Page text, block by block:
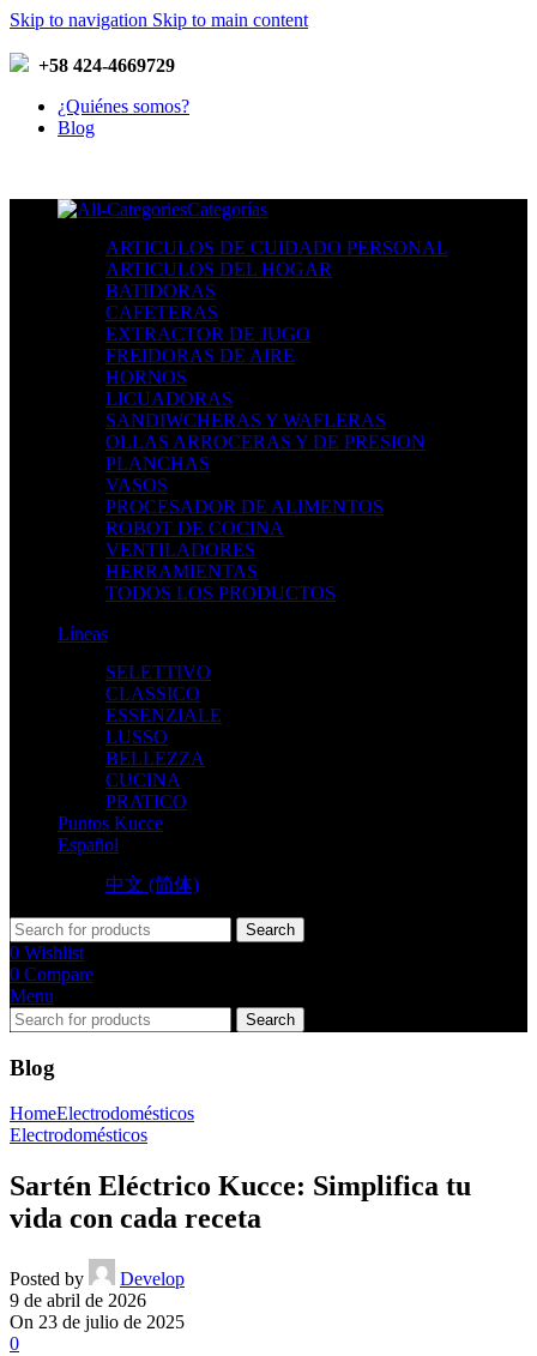
Skip to navigation Skip to main content
+58 424-4669729
¿Quiénes somos?
Blog
Categorías
ARTICULOS DE CUIDADO PERSONAL
ARTICULOS DEL HOGAR
BATIDORAS
CAFETERAS
EXTRACTOR DE JUGO
FREIDORAS DE AIRE
HORNOS
LICUADORAS
SANDIWCHERAS Y WAFLERAS
OLLAS ARROCERAS Y DE PRESION
PLANCHAS
VASOS
PROCESADOR DE ALIMENTOS
ROBOT DE COCINA
VENTILADORES
HERRAMIENTAS
TODOS LOS PRODUCTOS
Líneas
SELETTIVO
CLASSICO
ESSENZIALE
LUSSO
BELLEZZA
CUCINA
PRATICO
Puntos Kucce
Español
中文 (简体)
Search
0 Wishlist
0 Compare
Menu
Search
Blog
HomeElectrodomésticos
Electrodomésticos
Sartén Eléctrico Kucce: Simplifica tu
vida con cada receta
Posted by
Develop
9 de abril de 2026
On 23 de julio de 2025
0